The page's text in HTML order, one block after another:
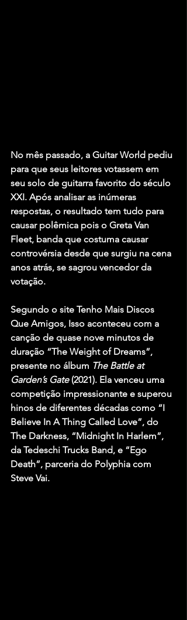
No mês passado, a Guitar World pediu
para que seus leitores votassem em
seu solo de guitarra favorito do século
XXI. Após analisar as inúmeras
respostas, o resultado tem tudo para
causar polêmica pois o Greta Van
Fleet, banda que costuma causar
controvérsia desde que surgiu na cena
anos atrás, se sagrou vencedor da
votação.
Segundo o site Tenho Mais Discos
Que Amigos, Isso aconteceu com a
canção de quase nove minutos de
duração “The Weight of Dreams”,
presente no álbum The Battle at
Garden’s Gate (2021). Ela venceu uma
competição impressionante e superou
hinos de diferentes décadas como “I
Believe In A Thing Called Love”, do
The Darkness, “Midnight In Harlem”,
da Tedeschi Trucks Band, e “Ego
Death”, parceria do Polyphia com
Steve Vai.